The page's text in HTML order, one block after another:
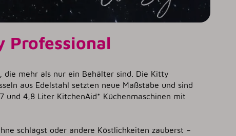
Professional
die mehr als nur ein Behälter sind. Die Kitty
aus Edelstahl setzten neue Maßstäbe und sind
und 4,8 Liter KitchenAid* Küchenmaschinen mit
schlägst oder andere Köstlichkeiten zauberst –